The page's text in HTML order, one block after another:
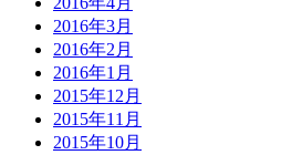
2016年3月
2016年2月
2016年1月
2015年12月
2015年11月
2015年10月